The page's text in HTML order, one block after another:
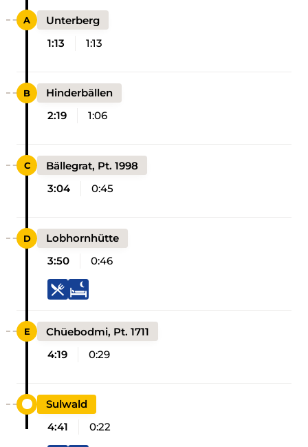
Unterberg
1:13
1:13
Hinderbällen
2:19
1:06
Bällegrat, Pt. 1998
3:04
0:45
Lobhornhütte
3:50
0:46
Chüebodmi, Pt. 1711
4:19
0:29
Sulwald
4:41
0:22